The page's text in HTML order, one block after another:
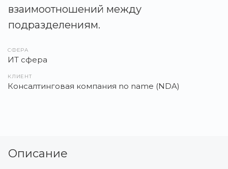
взаимоотношений между
подразделениям.
СФЕРА
ИТ сфера
КЛИЕНТ
Консалтинговая компания no name (NDA)
Описание